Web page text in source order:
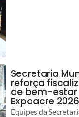
Secretaria
reforça
de bem-
Expoacre 2026
Equipes da